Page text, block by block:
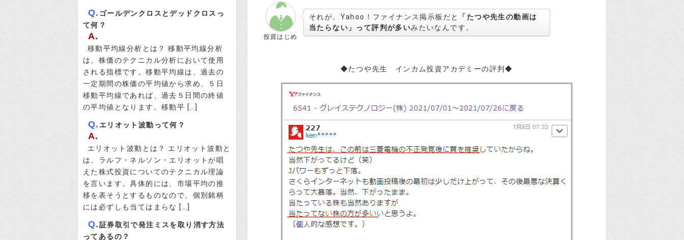
投資はじめ
それが、Yahoo！ファイナンス掲示板だと
「たつや先生の動画は
当たらない」って評判が多いみたいなんです。
◆たつや先生 インカム投資アカデミーの評判◆
Q. ゴールデンクロスとデッドクロスっ
て何？
A.
移動平均線分析とは？ 移動平均線分析
は、株価のテクニカル分析において使用
される指標です。移動平均線は、過去の
一定期間の株価の平均値から求め、５日
移動平均線であれば、過去５日間の終値
の平均値となります。移動平 […]
Q. エリオット波動って何？
A.
エリオット波動とは？ エリオット波動と
は、ラルフ・ネルソン・エリオットが唱
えた株式投資についてのテクニカル理論
を言います。具体的には、市場平均の推
移を表そうとするものなので、個別銘柄
には必ずしも当てはまらな […]
Q.証券取引で発注ミスを取り消す方法
ってあるの？